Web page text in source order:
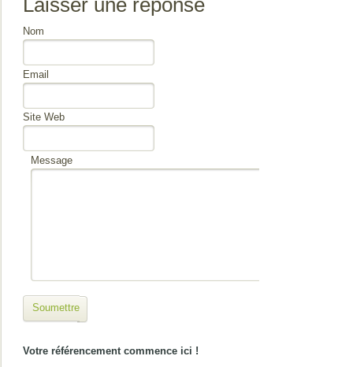
Laisser une réponse
Nom
Email
Site Web
Message
Soumettre
Votre référencement commence ici !